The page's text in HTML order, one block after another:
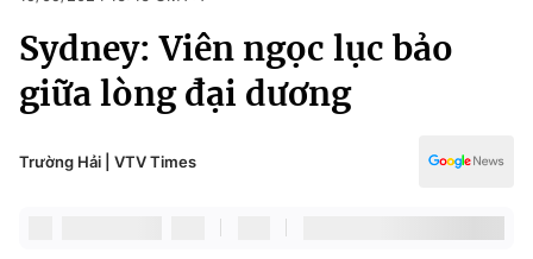
Chuyên mục
Chính trị
Pháp luật
Kinh tế
Thể thao
Truyền hình
Y tế
Sydney: Viên ngọc lục bảo
giữa lòng đại dương
Trường Hải | VTV Times